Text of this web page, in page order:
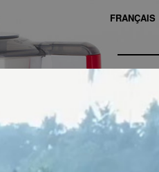
FRANÇAIS